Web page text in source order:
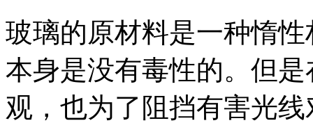
玻璃的原材料是一种惰
本身是没有毒性的。但
观，也为了阻挡有害光